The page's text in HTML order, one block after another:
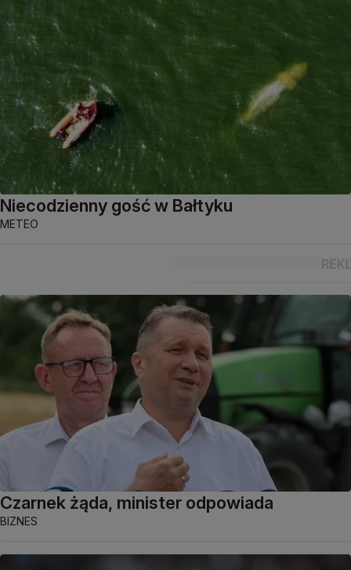
Niecodzienny gość w Bałtyku
METEO
Czarnek żąda, minister odpowiada
BIZNES